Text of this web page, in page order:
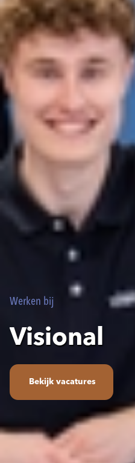
Werken bij
Visional
Bekijk vacatures